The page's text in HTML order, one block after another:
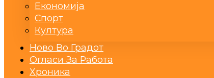
Економија
Спорт
Култура
Ново Во Градот
Огласи За Работа
Хроника